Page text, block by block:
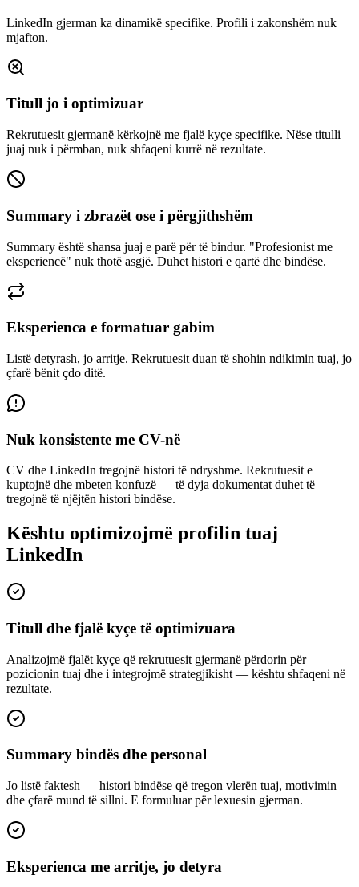
LinkedIn gjerman ka dinamikë specifike. Profili i zakonshëm nuk
mjafton.
Titull jo i optimizuar
Rekrutuesit gjermanë kërkojnë me fjalë kyçe specifike. Nëse titulli
juaj nuk i përmban, nuk shfaqeni kurrë në rezultate.
Summary i zbrazët ose i përgjithshëm
Summary është shansa juaj e parë për të bindur. "Profesionist me
eksperiencë" nuk thotë asgjë. Duhet histori e qartë dhe bindëse.
Eksperienca e formatuar gabim
Listë detyrash, jo arritje. Rekrutuesit duan të shohin ndikimin tuaj, jo
çfarë bënit çdo ditë.
Nuk konsistente me CV-në
CV dhe LinkedIn tregojnë histori të ndryshme. Rekrutuesit e
kuptojnë dhe mbeten konfuzë — të dyja dokumentat duhet të
tregojnë të njëjtën histori bindëse.
Kështu optimizojmë profilin tuaj
LinkedIn
Titull dhe fjalë kyçe të optimizuara
Analizojmë fjalët kyçe që rekrutuesit gjermanë përdorin për
pozicionin tuaj dhe i integrojmë strategjikisht — kështu shfaqeni në
rezultate.
Summary bindës dhe personal
Jo listë faktesh — histori bindëse që tregon vlerën tuaj, motivimin
dhe çfarë mund të sillni. E formuluar për lexuesin gjerman.
Eksperienca me arritje, jo detyra